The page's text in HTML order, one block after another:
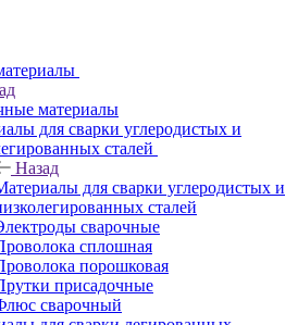
материалы
для сварки углеродистых и
сталей
Назад
для сварки углеродистых и
сталей
сварочные
сплошная
порошковая
присадочные
сварочный